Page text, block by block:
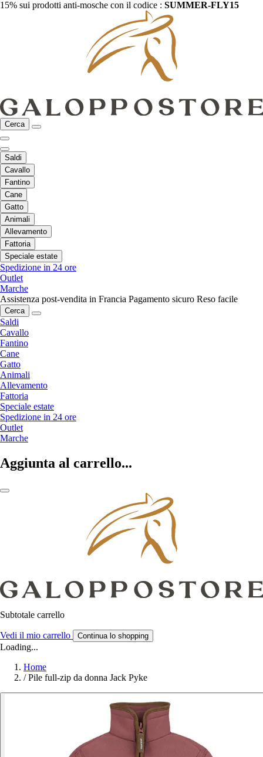
15% sui prodotti anti-mosche con il codice : SUMMER-FLY15
Cerca
Saldi
Cavallo
Fantino
Cane
Gatto
Animali
Allevamento
Fattoria
Speciale estate
Spedizione in 24 ore
Outlet
Marche
Assistenza post-vendita in Francia Pagamento sicuro Reso facile
Cerca
Saldi
Cavallo
Fantino
Cane
Gatto
Animali
Allevamento
Fattoria
Speciale estate
Spedizione in 24 ore
Outlet
Marche
Aggiunta al carrello...
Subtotale carrello
Vedi il mio carrello Continua lo shopping
Loading...
Home
/ Pile full-zip da donna Jack Pyke